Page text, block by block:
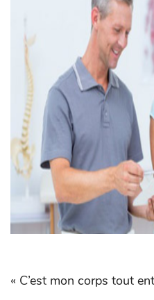
« C’est mon corps tout